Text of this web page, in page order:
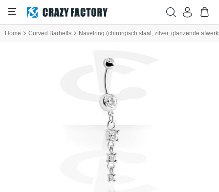
Home Curved Barbells Navelring (chirurgisch staal, zilver, glanzende